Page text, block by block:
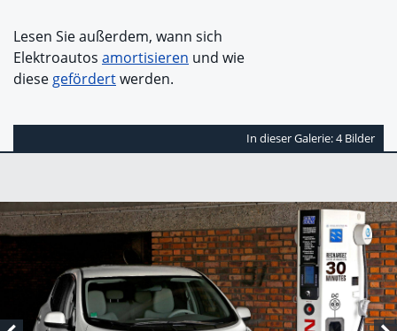
Lesen Sie außerdem, wann sich
Elektroautos amortisieren und wie
diese gefördertwerden.
In dieser Galerie: 4 Bilder